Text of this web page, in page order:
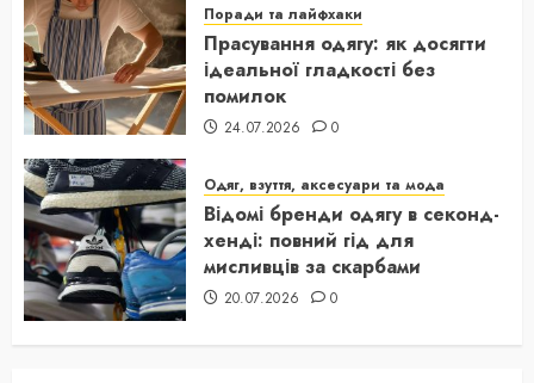
Поради та лайфхаки
Прасування одягу: як досягти
ідеальної гладкості без
помилок
24.07.2026 0
Одяг, взуття, аксесуари та мода
Відомі бренди одягу в секонд-
хенді: повний гід для
мисливців за скарбами
20.07.2026 0